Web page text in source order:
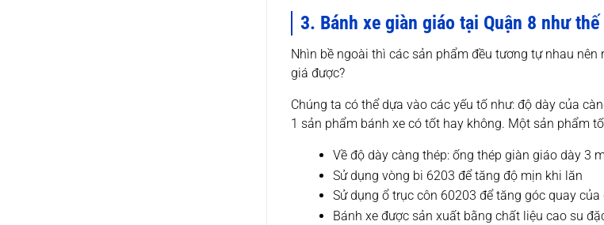
3. Bánh xe giàn giáo tại Quận 8 như
Nhìn bề ngoài thì các sản phẩm đều tương tự nhau
giá được?
Chúng ta có thể dựa vào các yếu tố như: độ dày của
1 sản phẩm bánh xe có tốt hay không. Một sản phẩm
Về độ dày càng thép: ống thép giàn giáo dày 3
Sử dụng vòng bi 6203 để tăng độ mịn khi lăn
Sử dụng ổ trục côn 60203 để tăng góc quay của
Bánh xe được sản xuất bằng chất liệu cao su